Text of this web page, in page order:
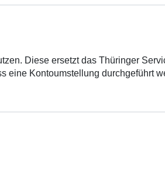
Diese ersetzt das Thüringer
eine Kontoumstellung durchgeführt